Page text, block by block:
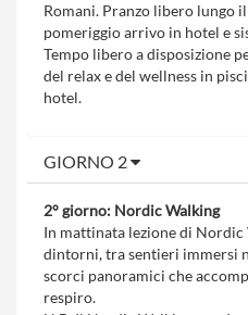
Romani. Pranzo libero lungo
pomeriggio arrivo in hotel e
Tempo libero a disposizione
del relax e del wellness in
hotel.
GIORNO 2
2° giorno: Nordic Walking
In mattinata lezione di Nordic
dintorni, tra sentieri immersi
scorci panoramici che
respiro.